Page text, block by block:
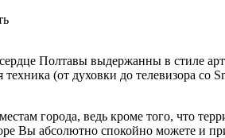
Полтавы выдержанны в стиле
техника (от духовки до телевизора
города, ведь кроме того, что
Вы абсолютно спокойно можете и